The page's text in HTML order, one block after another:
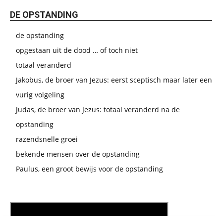
DE OPSTANDING
de opstanding
opgestaan uit de dood … of toch niet
totaal veranderd
Jakobus, de broer van Jezus: eerst sceptisch maar later een
vurig volgeling
Judas, de broer van Jezus: totaal veranderd na de
opstanding
razendsnelle groei
bekende mensen over de opstanding
Paulus, een groot bewijs voor de opstanding